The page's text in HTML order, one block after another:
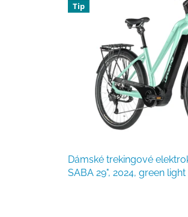
Tip
Dámské trekingové
SABA 29", 2024, green light